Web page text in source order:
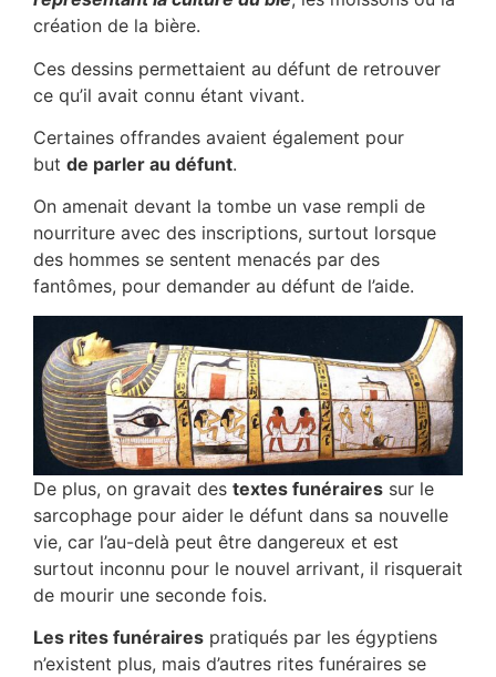
création de la bière.
Ces dessins permettaient au défunt de retrouver
ce qu’il avait connu étant vivant.
Certaines offrandes avaient également pour
but de parler au défunt.
On amenait devant la tombe un vase rempli de
nourriture avec des inscriptions, surtout lorsque
des hommes se sentent menacés par des
fantômes, pour demander au défunt de l’aide.
De plus, on gravait des textes funéraires sur le
sarcophage pour aider le défunt dans sa nouvelle
vie, car l’au-delà peut être dangereux et est
surtout inconnu pour le nouvel arrivant, il risquerait
de mourir une seconde fois.
Les rites funéraires pratiqués par les égyptiens
n’existent plus, mais d’autres rites funéraires se